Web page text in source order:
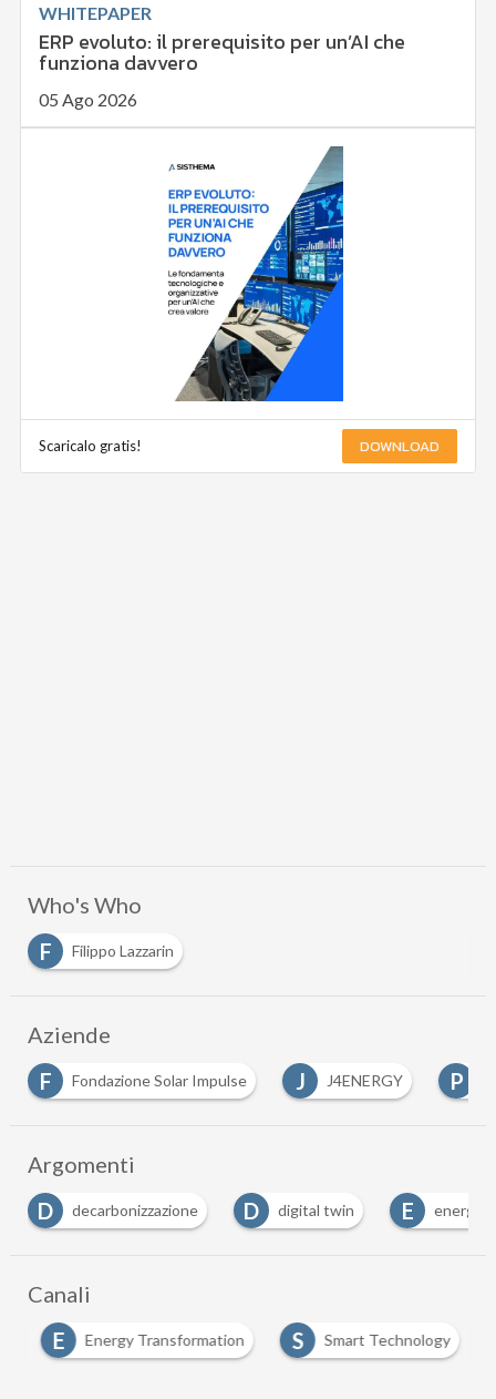
WHITEPAPER
ERP evoluto: il prerequisito per un’AI che
funziona davvero
05 Ago 2026
Scaricalo gratis! DOWNLOAD
Who's Who
F
Filippo Lazzarin
Aziende
J
J4ENERGY P Pariter Partners P Pariter
Argomenti
D
digital twin E energia I intelligenza
Canali
E Energy Transformation S Smart Technology